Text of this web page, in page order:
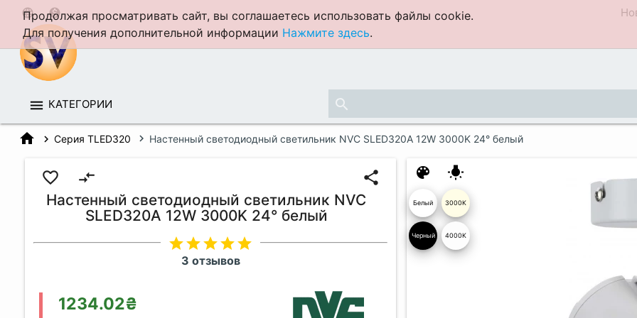
language monetization_on
КАТЕГОРИИ search
home Серия TLED320 Настенный светодиодный светильник NVC SLED320A 12W 3000K 24° белый
favorite_border compare_arrows share
Настенный светодиодный светильник NVC
SLED320A 12W 3000K 24° белый
starstarstarstarstar
3 отзывов
1234.02₴
color_lens
Белый
глянцев
Черный
wb_incandescent
3000K
4000K
Продолжая просматривать сайт, вы соглашаетесь использовать файлы cookie.
Для получения дополнительной информации Нажмите здесь.